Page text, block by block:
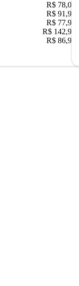
R$ 78,02
R$ 91,90
R$ 77,90
R$ 142,90
R$ 86,90